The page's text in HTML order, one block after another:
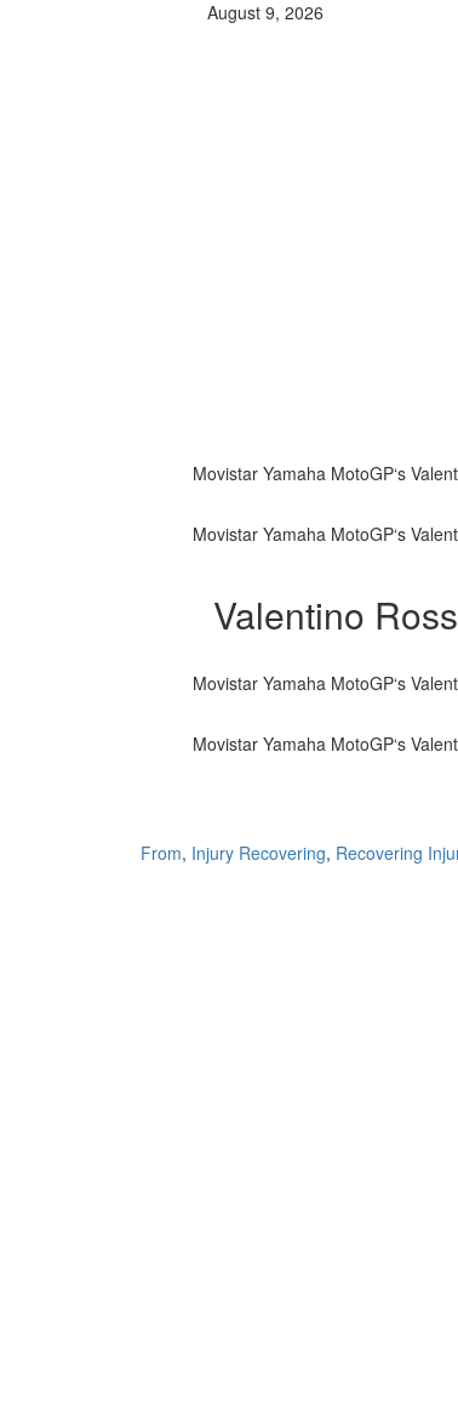
August 9, 2026
Movistar Yamaha MotoGP‘s
Movistar Yamaha MotoGP‘s
Valentino
Movistar Yamaha MotoGP‘s
Movistar Yamaha MotoGP‘s
From, Injury Recovering, Recovering